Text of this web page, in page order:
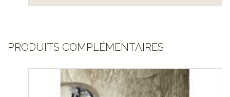
PRODUITS COMPLÉMENTAIRES